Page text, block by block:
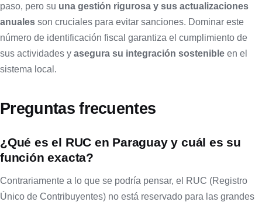
paso, pero su una gestión rigurosa y sus actualizaciones
anuales son cruciales para evitar sanciones. Dominar este
número de identificación fiscal garantiza el cumplimiento de
sus actividades y asegura su integración sostenible en el
sistema local.
Preguntas frecuentes
¿Qué es el RUC en Paraguay y cuál es su
función exacta?
Contrariamente a lo que se podría pensar, el RUC (Registro
Único de Contribuyentes) no está reservado para las grandes